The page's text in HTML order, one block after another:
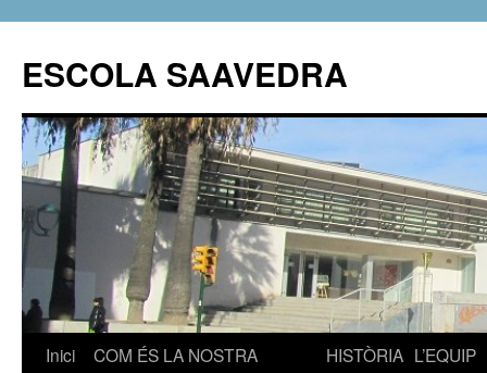
ESCOLA SAAVEDRA
Vés
Inici
COM ÉS LA NOSTRA
HISTÒRIA L’EQUIP